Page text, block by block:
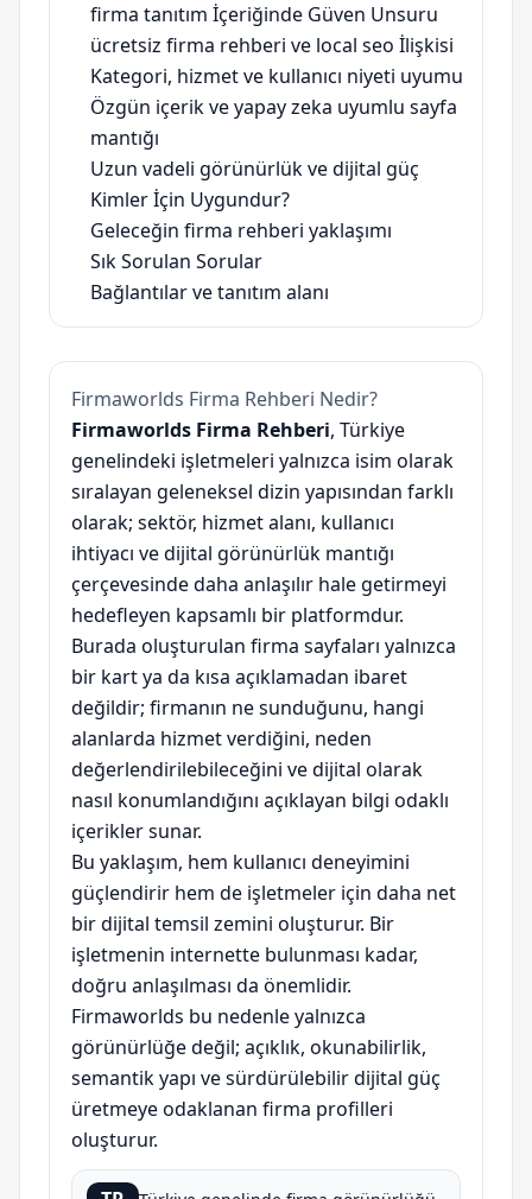
firma tanıtım İçeriğinde Güven Unsuru
ücretsiz firma rehberi ve local seo İlişkisi
Kategori, hizmet ve kullanıcı niyeti uyumu
Özgün içerik ve yapay zeka uyumlu sayfa
mantığı
Uzun vadeli görünürlük ve dijital güç
Kimler İçin Uygundur?
Geleceğin firma rehberi yaklaşımı
Sık Sorulan Sorular
Bağlantılar ve tanıtım alanı
Firmaworlds Firma Rehberi Nedir?
Firmaworlds Firma Rehberi, Türkiye
genelindeki işletmeleri yalnızca isim olarak
sıralayan geleneksel dizin yapısından farklı
olarak; sektör, hizmet alanı, kullanıcı
ihtiyacı ve dijital görünürlük mantığı
çerçevesinde daha anlaşılır hale getirmeyi
hedefleyen kapsamlı bir platformdur.
Burada oluşturulan firma sayfaları yalnızca
bir kart ya da kısa açıklamadan ibaret
değildir; firmanın ne sunduğunu, hangi
alanlarda hizmet verdiğini, neden
değerlendirilebileceğini ve dijital olarak
nasıl konumlandığını açıklayan bilgi odaklı
içerikler sunar.
Bu yaklaşım, hem kullanıcı deneyimini
güçlendirir hem de işletmeler için daha net
bir dijital temsil zemini oluşturur. Bir
işletmenin internette bulunması kadar,
doğru anlaşılması da önemlidir.
Firmaworlds bu nedenle yalnızca
görünürlüğe değil; açıklık, okunabilirlik,
semantik yapı ve sürdürülebilir dijital güç
üretmeye odaklanan firma profilleri
oluşturur.